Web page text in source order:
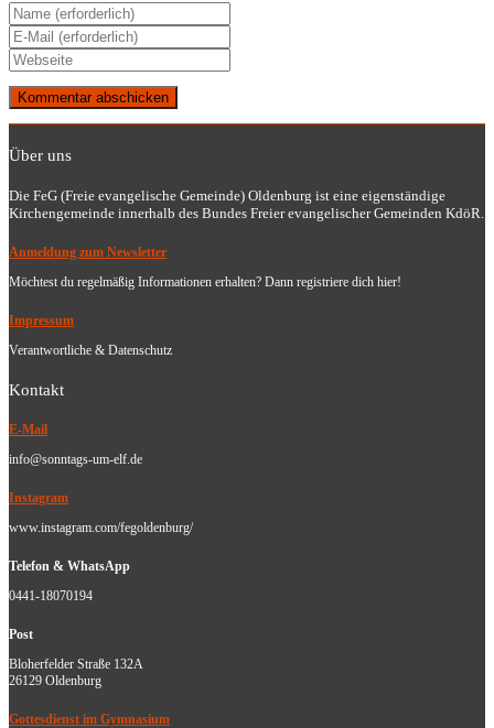
Gib
deinen
Namen
oder
Benutzernamen
zum
Kommentieren
ein
Gib
deine
E-
Mail-
Adresse
Kommentieren
Gib
deine
Website-
(optional)
Über uns
Die FeG (Freie evangelische Gemeinde) Oldenburg ist eine eigenständige
Kirchengemeinde innerhalb des Bundes Freier evangelischer Gemeinden KdöR.
Anmeldung zum Newsletter
Möchtest du regelmäßig Informationen erhalten? Dann registriere dich hier!
Impressum
Verantwortliche & Datenschutz
Kontakt
E-Mail
info@sonntags-um-elf.de
Instagram
www.instagram.com/fegoldenburg/
Telefon & WhatsApp
0441-18070194
Post
Bloherfelder Straße 132A
26129 Oldenburg
Gottesdienst im Gymnasium